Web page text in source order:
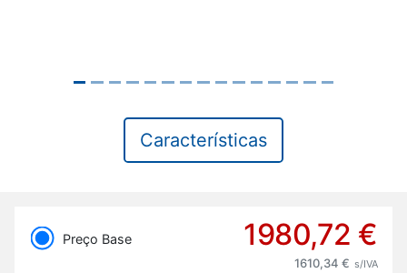
Características
Preço Base 1980,72 €
1610,34 € s/IVA